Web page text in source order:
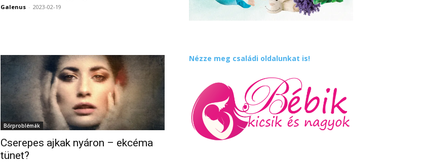
Galenus - 2023-02-19
Bőrproblémák
Cserepes ajkak nyáron – ekcéma
tünet?
Nézze meg családi oldalunkat is!